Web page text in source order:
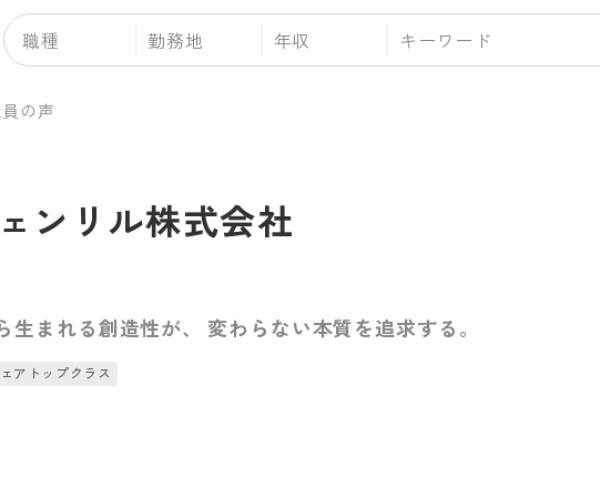
職種 勤務地 年収
の声
ンリル株式会社
生まれる創造性が、 変わらない本質を追求する。
アトップクラス